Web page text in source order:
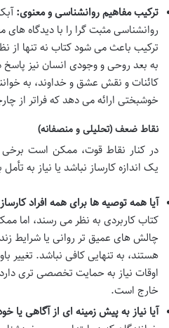
ترکیب مفاهیم روانشناسی و معنوی:
روانشناسی مثبت گرا را با دیدگاه
ترکیب باعث می شود کتاب نه تنها از
به بعد روحی و وجودی انسان نیز پاسخ
کائنات و نقش عشق و خداوند، به
خوشبختی ارائه می دهد که فراتر از
نقاط ضعف (تحلیلی و منصفانه)
در کنار نقاط قوت، ممکن است برخی
یک اندازه کارساز نباشد یا نیاز به
آیا همه توصیه ها برای همه افراد
کتاب کاربردی به نظر می رسند، اما
چالش های عمیق تر روانی یا شرایط
هستند، به تنهایی کافی نباشد. تغییر
اوقات نیاز به حمایت تخصصی تری
خارج است.
آیا نیاز به پیش زمینه ای از آگاهی یا